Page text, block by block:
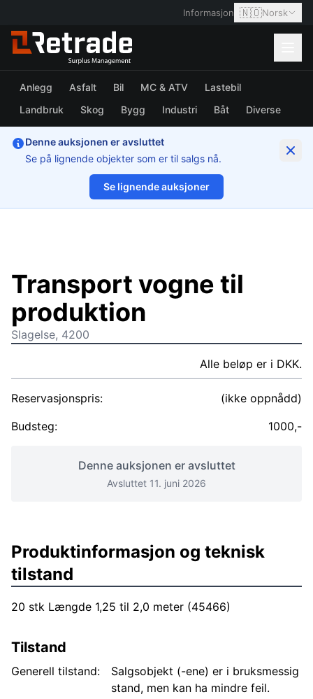
Informasjon 🇳🇴Norsk
Anlegg Asfalt Bil MC & ATV
Lastebil
Landbruk
Skog Bygg Industri Båt Diverse
Denne auksjonen er avsluttet
Se på lignende objekter som er til salgs nå.
Se lignende auksjoner
1/11
Transport vogne til
produktion
Slagelse, 4200
Alle beløp er i DKK.
Reservasjonspris:
(ikke oppnådd)
Budsteg:
1000,-
Denne auksjonen er avsluttet
Avsluttet 11. juni 2026
Produktinformasjon og teknisk
tilstand
20 stk Længde 1,25 til 2,0 meter (45466)
Tilstand
Generell tilstand:
Salgsobjekt (-ene) er i bruksmessig
stand, men kan ha mindre feil.